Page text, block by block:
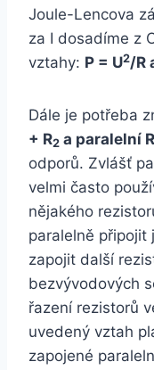
Joule-Lencova
za I dosadíme z
vztahy: P = U2/R
Dále je potřeba
+ R2 a paralelní
odporů. Zvlášť
velmi často
nějakého
paralelně připojit
zapojit další
bezvývodových
řazení rezistorů
uvedený vztah
zapojené